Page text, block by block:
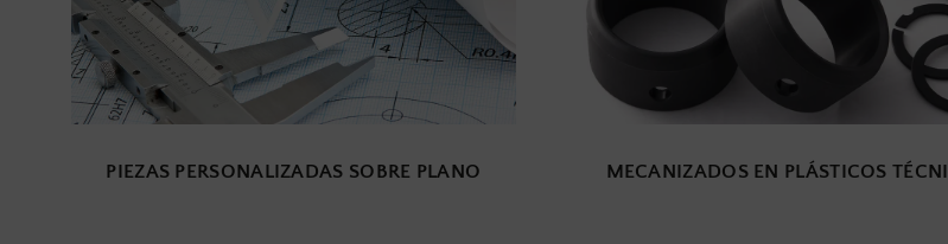
PIEZAS PERSONALIZADAS SOBRE PLANO MECANIZADOS EN PLÁSTICOS